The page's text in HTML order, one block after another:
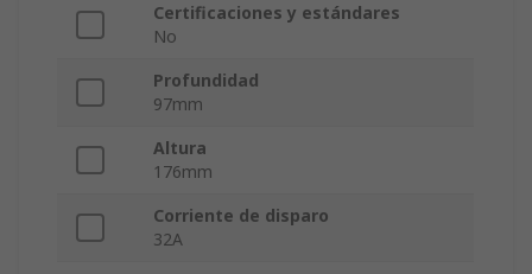
Certificaciones y estándares
No
Profundidad
97mm
Altura
176mm
Corriente de disparo
32A